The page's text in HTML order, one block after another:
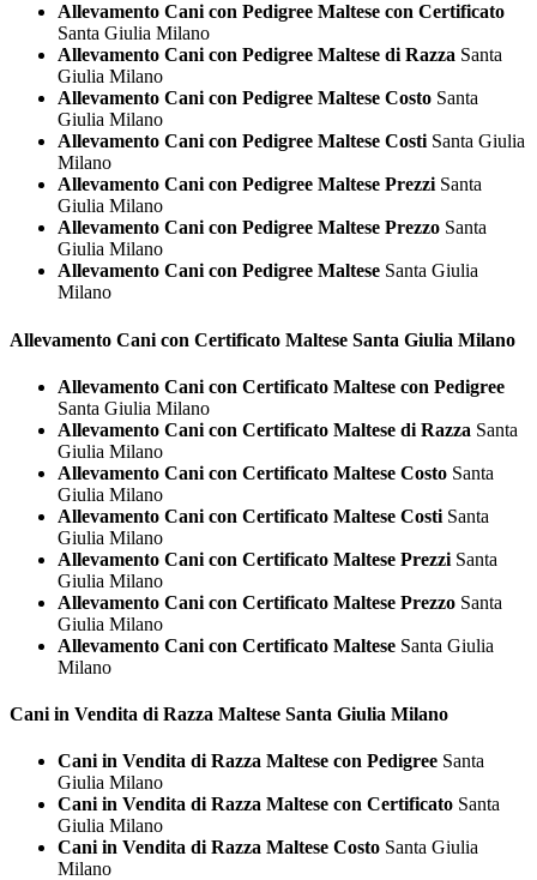
Allevamento Cani con Pedigree Maltese con Certificato
Santa Giulia Milano
Allevamento Cani con Pedigree Maltese di Razza Santa
Giulia Milano
Allevamento Cani con Pedigree Maltese Costo Santa
Giulia Milano
Allevamento Cani con Pedigree Maltese Costi Santa Giulia
Milano
Allevamento Cani con Pedigree Maltese Prezzi Santa
Giulia Milano
Allevamento Cani con Pedigree Maltese Prezzo Santa
Giulia Milano
Allevamento Cani con Pedigree Maltese Santa Giulia
Milano
Allevamento Cani con Certificato Maltese Santa Giulia Milano
Allevamento Cani con Certificato Maltese con Pedigree
Santa Giulia Milano
Allevamento Cani con Certificato Maltese di Razza Santa
Giulia Milano
Allevamento Cani con Certificato Maltese Costo Santa
Giulia Milano
Allevamento Cani con Certificato Maltese Costi Santa
Giulia Milano
Allevamento Cani con Certificato Maltese Prezzi Santa
Giulia Milano
Allevamento Cani con Certificato Maltese Prezzo Santa
Giulia Milano
Allevamento Cani con Certificato Maltese Santa Giulia
Milano
Cani in Vendita di Razza Maltese Santa Giulia Milano
Cani in Vendita di Razza Maltese con Pedigree Santa
Giulia Milano
Cani in Vendita di Razza Maltese con Certificato Santa
Giulia Milano
Cani in Vendita di Razza Maltese Costo Santa Giulia
Milano